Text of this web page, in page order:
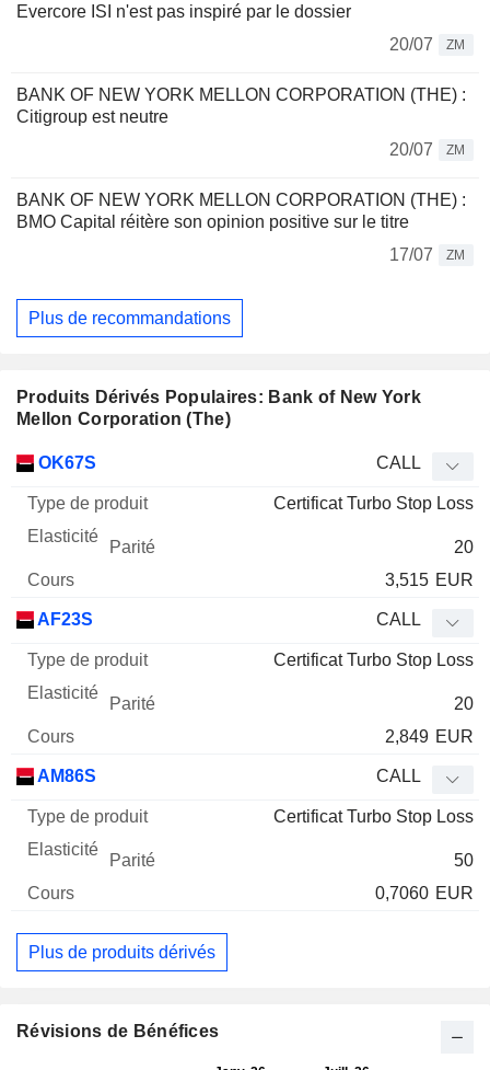
Evercore ISI n'est pas inspiré par le dossier
20/07
ZM
BANK OF NEW YORK MELLON CORPORATION (THE) :
Citigroup est neutre
20/07
ZM
BANK OF NEW YORK MELLON CORPORATION (THE) :
BMO Capital réitère son opinion positive sur le titre
17/07
ZM
Plus de recommandations
Produits Dérivés Populaires: Bank of New York
Mellon Corporation (The)
Mnemo Type produit
Parité Cours
OK67S CALL
Certificat Turbo Stop Loss
20
3,515 EUR
AF23S CALL
Certificat Turbo Stop Loss
20
2,849 EUR
AM86S CALL
Certificat Turbo Stop Loss
50
0,7060 EUR
Plus de produits dérivés
Révisions de Bénéfices